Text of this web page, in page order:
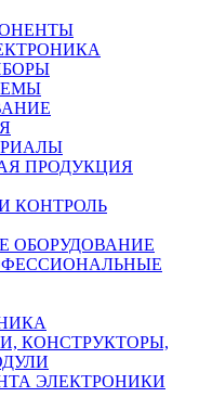
ПРОДУКЦИЯ
КОНТРОЛЬ
ОБОРУДОВАНИЕ
КОНСТРУКТОРЫ,
ЭЛЕКТРОНИКИ